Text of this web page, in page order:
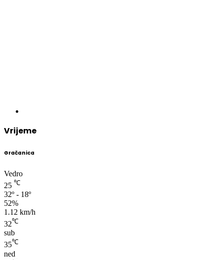
Vrijeme
Gračanica
Vedro
32º - 18º
52%
1.12 km/h
32℃
sub
35 ℃
ned
38 ℃
pon